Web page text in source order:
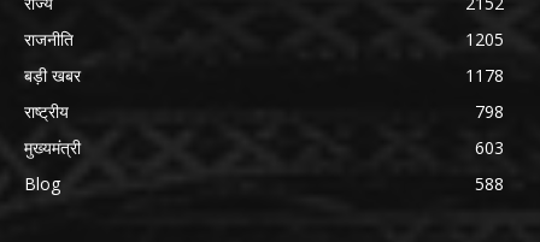
राजनीति
1205
बड़ी खबर
1178
राष्ट्रीय
798
मुख्यमंत्री
603
Blog
588